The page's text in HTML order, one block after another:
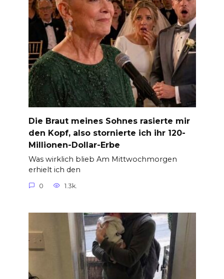
Die Braut meines Sohnes rasierte mir
den Kopf, also stornierte ich ihr 120-
Millionen-Dollar-Erbe
Was wirklich blieb Am Mittwochmorgen
erhielt ich den
0 1.3k.